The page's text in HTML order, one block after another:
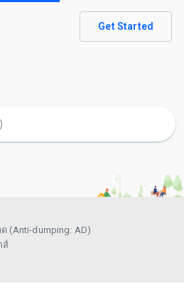
Get Started
(Anti-dumping: AD)
ส์